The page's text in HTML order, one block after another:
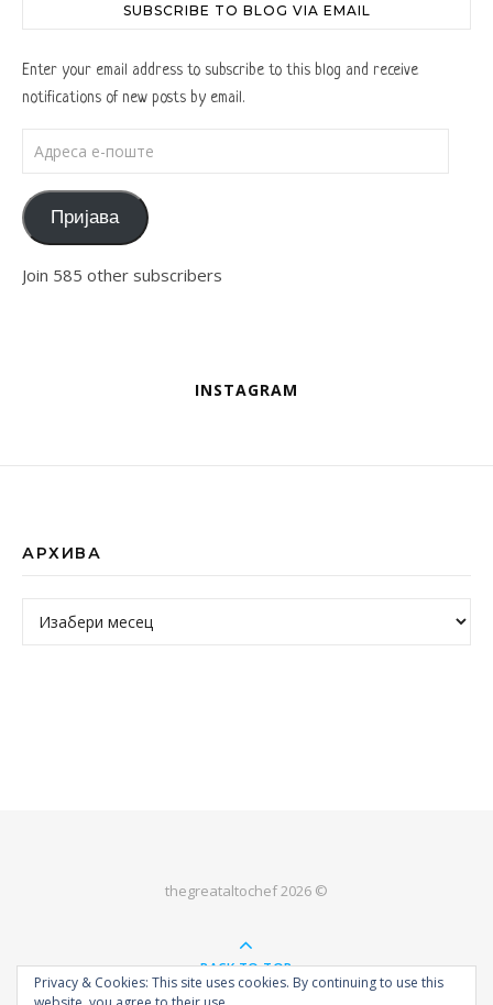
SUBSCRIBE TO BLOG VIA EMAIL
Enter your email address to subscribe to this blog and receive
notifications of new posts by email.
Пријава
Join 585 other subscribers
INSTAGRAM
АРХИВА
Архива
thegreataltochef 2026 ©
BACK TO TOP
Privacy & Cookies: This site uses cookies. By continuing to use this